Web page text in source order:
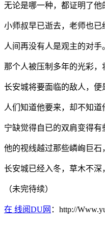
无论是哪一种，都证明了他
小师叔早已逝去，老师也已
人间再没有人是观主的对手
那个人被压制多年的光彩，
长安城将要面临的敌人，便
人们知道他要来，却不知道
宁缺觉得自已的双肩变得有
他的视线越过那些嶙峋巨石
长安城已经入冬，草木不深
（未完待续）
在 线阅DU网 ：http://